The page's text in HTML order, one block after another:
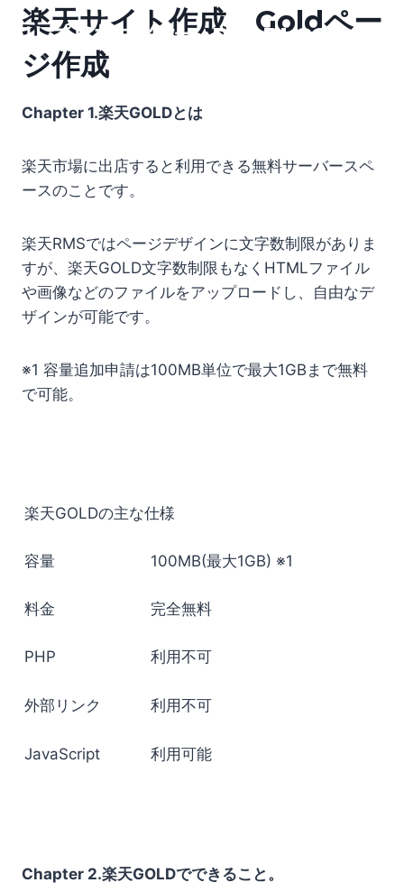
リプリ株式会社 REPRI.CO
楽天サイト作成 Goldペー
ジ作成
Chapter 1.楽天GOLDとは
楽天市場に出店すると利用できる無料サーバースペ
ースのことです。
楽天RMSではページデザインに文字数制限がありま
すが、楽天GOLD文字数制限もなく HTMLファイル
や画像などのファイルをアップロードし、自由なデ
ザインが可能です。
※1 容量追加申請は100MB単位で最大1GBまで無料
で可能。
楽天GOLDの主な仕様
容量 100MB(最大1GB) ※1
料金 完全無料
PHP 利用不可
外部リンク 利用不可
JavaScript 利用可能
Chapter 2.楽天GOLDでできること。